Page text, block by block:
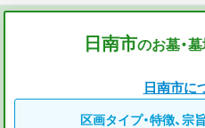
日南市のお墓・
日南市に
区画タイプ・特徴、宗